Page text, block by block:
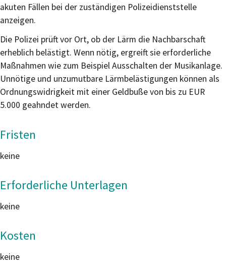
akuten Fällen bei der zuständigen Polizeidienststelle
anzeigen.
Die Polizei prüft vor Ort, ob der Lärm die Nachbarschaft
erheblich belästigt. Wenn nötig, ergreift sie erforderliche
Maßnahmen wie zum Beispiel Ausschalten der Musikanlage.
Unnötige und unzumutbare Lärmbelästigungen können als
Ordnungswidrigkeit mit einer Geldbuße von bis zu EUR
5.000 geahndet werden.
Fristen
keine
Erforderliche Unterlagen
keine
Kosten
keine